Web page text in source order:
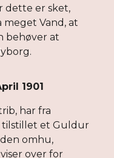
dette er sket,
meget Vand, at
behøver at
1901
har fra
tilstillet et Guldur
omhu,
over for